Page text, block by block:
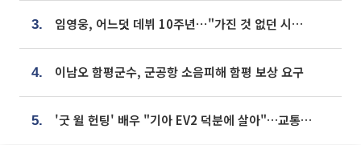
3. 임영웅, 어느덧 데뷔 10주년⋯"가진 것 없던 시절, 내 앞엔 20명의 팬뿐"
4. 이남오 함평군수, 군공항 소음피해 함평 보상 요구
5. '굿 윌 헌팅' 배우 "기아 EV2 덕분에 살아"…교통사고 후 안전성 극찬